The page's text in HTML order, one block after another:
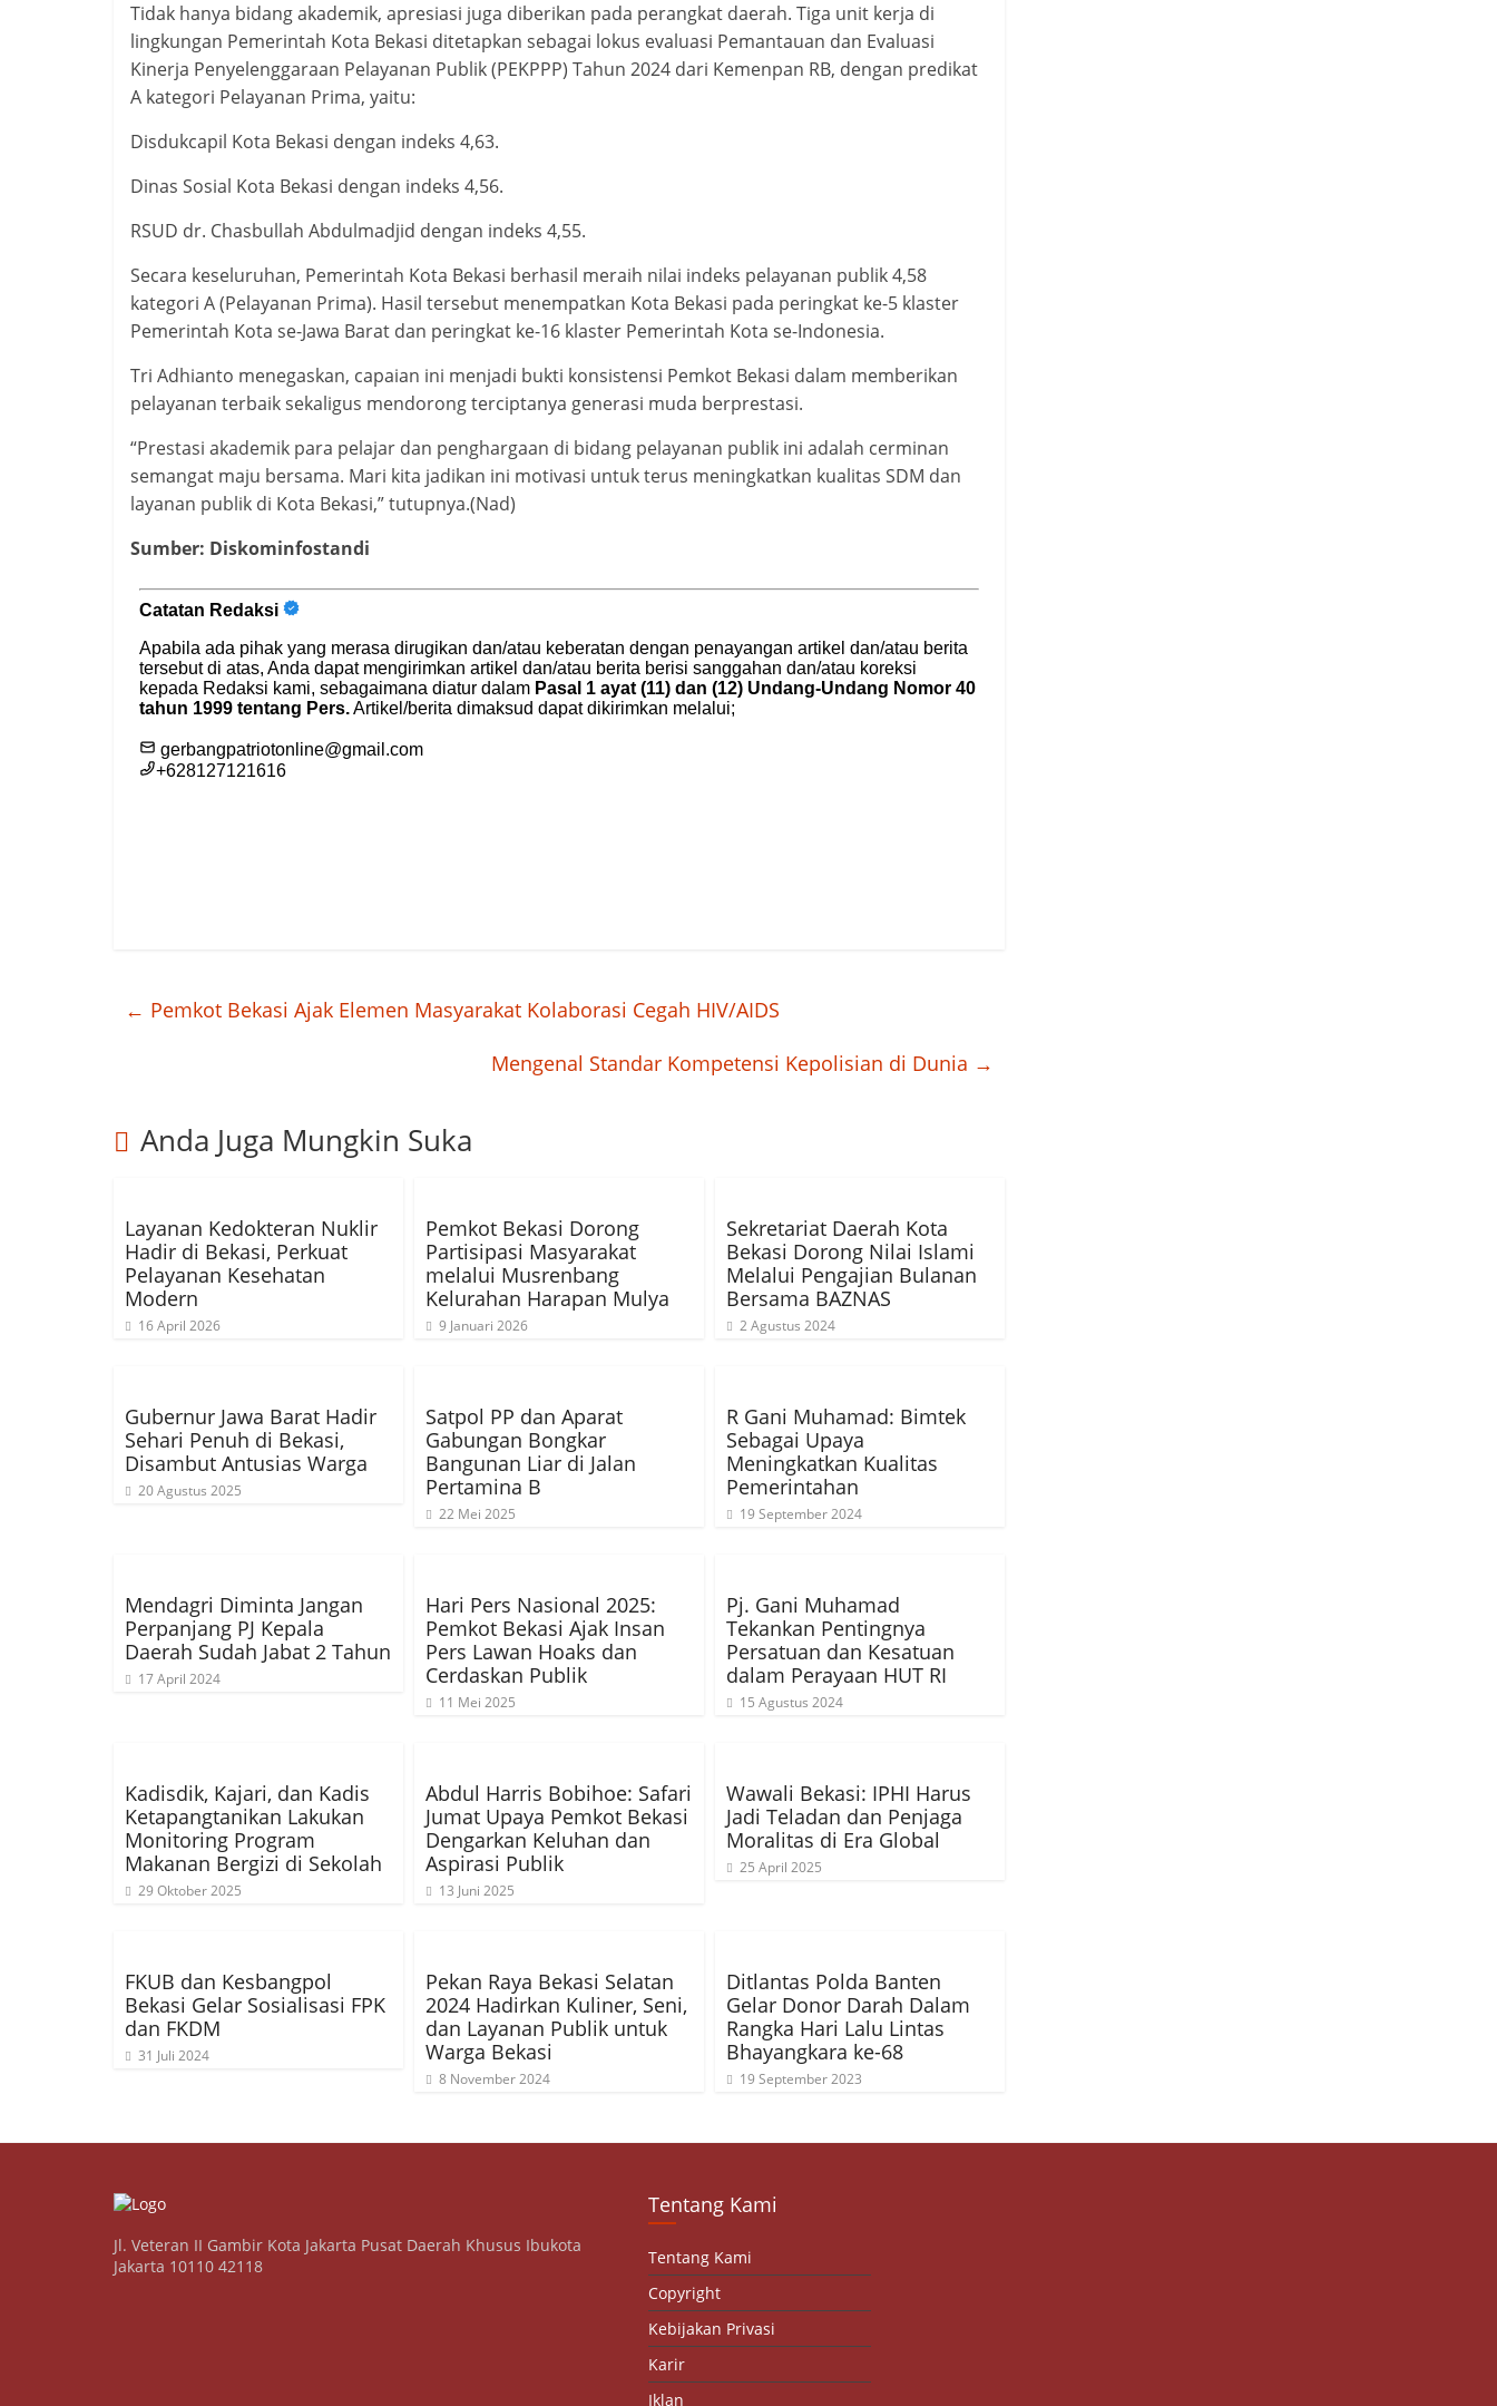
Tidak hanya bidang akademik, apresiasi juga diberikan pada perangkat daerah. Tiga unit kerja di
lingkungan Pemerintah Kota Bekasi ditetapkan sebagai lokus evaluasi Pemantauan dan Evaluasi
Kinerja Penyelenggaraan Pelayanan Publik (PEKPPP) Tahun 2024 dari Kemenpan RB, dengan predikat
A kategori Pelayanan Prima, yaitu:
Disdukcapil Kota Bekasi dengan indeks 4,63.
Dinas Sosial Kota Bekasi dengan indeks 4,56.
RSUD dr. Chasbullah Abdulmadjid dengan indeks 4,55.
Secara keseluruhan, Pemerintah Kota Bekasi berhasil meraih nilai indeks pelayanan publik 4,58
kategori A (Pelayanan Prima). Hasil tersebut menempatkan Kota Bekasi pada peringkat ke-5 klaster
Pemerintah Kota se-Jawa Barat dan peringkat ke-16 klaster Pemerintah Kota se-Indonesia.
Tri Adhianto menegaskan, capaian ini menjadi bukti konsistensi Pemkot Bekasi dalam memberikan
pelayanan terbaik sekaligus mendorong terciptanya generasi muda berprestasi.
“Prestasi akademik para pelajar dan penghargaan di bidang pelayanan publik ini adalah cerminan
semangat maju bersama. Mari kita jadikan ini motivasi untuk terus meningkatkan kualitas SDM dan
layanan publik di Kota Bekasi,” tutupnya.(Nad)
Sumber: Diskominfostandi
← Pemkot Bekasi Ajak Elemen Masyarakat Kolaborasi Cegah HIV/AIDS
Mengenal Standar Kompetensi Kepolisian di Dunia →
Anda Juga Mungkin Suka
Layanan Kedokteran Nuklir
Hadir di Bekasi, Perkuat
Pelayanan Kesehatan
Modern
16 April 2026
Pemkot Bekasi Dorong
Partisipasi Masyarakat
melalui Musrenbang
Kelurahan Harapan Mulya
9 Januari 2026
Sekretariat Daerah Kota
Bekasi Dorong Nilai Islami
Melalui Pengajian Bulanan
Bersama BAZNAS
2 Agustus 2024
Gubernur Jawa Barat Hadir
Sehari Penuh di Bekasi,
Disambut Antusias Warga
20 Agustus 2025
Satpol PP dan Aparat
Gabungan Bongkar
Bangunan Liar di Jalan
Pertamina B
22 Mei 2025
R Gani Muhamad: Bimtek
Sebagai Upaya
Meningkatkan Kualitas
Pemerintahan
19 September 2024
Mendagri Diminta Jangan
Perpanjang PJ Kepala
Daerah Sudah Jabat 2 Tahun
17 April 2024
Hari Pers Nasional 2025:
Pemkot Bekasi Ajak Insan
Pers Lawan Hoaks dan
Cerdaskan Publik
11 Mei 2025
Pj. Gani Muhamad
Tekankan Pentingnya
Persatuan dan Kesatuan
dalam Perayaan HUT RI
15 Agustus 2024
Kadisdik, Kajari, dan Kadis
Ketapangtanikan Lakukan
Monitoring Program
Makanan Bergizi di Sekolah
29 Oktober 2025
Abdul Harris Bobihoe: Safari
Jumat Upaya Pemkot Bekasi
Dengarkan Keluhan dan
Aspirasi Publik
13 Juni 2025
Wawali Bekasi: IPHI Harus
Jadi Teladan dan Penjaga
Moralitas di Era Global
25 April 2025
FKUB dan Kesbangpol
Bekasi Gelar Sosialisasi FPK
dan FKDM
31 Juli 2024
Pekan Raya Bekasi Selatan
2024 Hadirkan Kuliner, Seni,
dan Layanan Publik untuk
Warga Bekasi
8 November 2024
Ditlantas Polda Banten
Gelar Donor Darah Dalam
Rangka Hari Lalu Lintas
Bhayangkara ke-68
19 September 2023
Jl. Veteran II Gambir Kota Jakarta Pusat Daerah Khusus Ibukota
Jakarta 10110 42118
Tentang Kami
Tentang Kami
Copyright
Kebijakan Privasi
Karir
Iklan